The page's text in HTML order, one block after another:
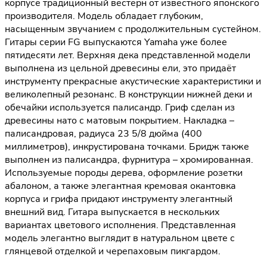
корпусе традиционный вестерн от известного японского
производителя. Модель обладает глубоким,
насыщенным звучанием с продолжительным сустейном.
Гитары серии FG выпускаются Yamaha уже более
пятидесяти лет. Верхняя дека представленной модели
выполнена из цельной древесины ели, это придаёт
инструменту прекрасные акустические характеристики и
великолепный резонанс. В конструкции нижней деки и
обечайки используется палисандр. Гриф сделан из
древесины нато с матовым покрытием. Накладка –
палисандровая, радиуса 23 5/8 дюйма (400
миллиметров), инкрустирована точками. Бридж также
выполнен из палисандра, фурнитура – хромированная.
Используемые породы дерева, оформление розетки
абалоном, а также элегантная кремовая окантовка
корпуса и грифа придают инструменту элегантный
внешний вид. Гитара выпускается в нескольких
вариантах цветового исполнения. Представленная
модель элегантно выглядит в натуральном цвете с
глянцевой отделкой и черепаховым пикгардом.